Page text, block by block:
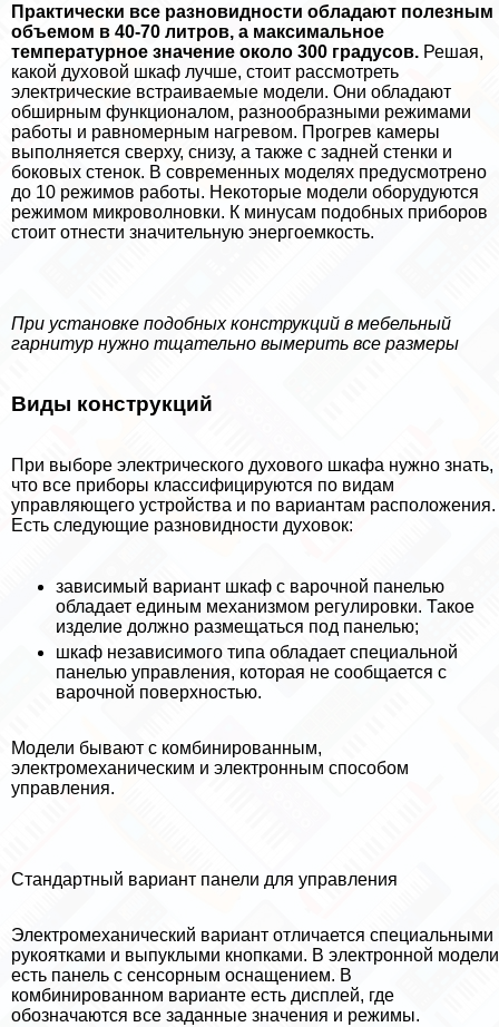
Пpaктически все разновидности обладают полезным
объемом в 40-70 литров, а максимальное
температурное значение около 300 градусов. Решая,
какой духовой шкаф лучше, стоит рассмотреть
электрические встраиваемые модели. Они обладают
обширным функционалом, разнообразными режимами
работы и равномерным нагревом. Прогрев камеры
выполняется сверху, снизу, а также с задней стенки и
боковых стенок. В современных моделях предусмотрено
до 10 режимов работы. Некоторые модели оборудуются
режимом микроволновки. К минусам подобных приборов
стоит отнести значительную энергоемкость.
При установке подобных конструкций в мебельный
гарнитур нужно тщательно вымерить все размеры
Виды конструкций
При выборе электрического духового шкафа нужно знать,
что все приборы классифицируются по видам
управляющего устройства и по вариантам расположения.
Есть следующие разновидности духовок:
зависимый вариант шкаф с варочной панелью
обладает единым механизмом регулировки. Такое
изделие должно размещаться под панелью;
шкаф независимого типа обладает специальной
панелью управления, которая не сообщается с
варочной поверхностью.
Модели бывают с комбинированным,
электромеханическим и электронным способом
управления.
Стандартный вариант панели для управления
Электромеханический вариант отличается специальными
рукоятками и выпуклыми кнопками. В электронной модели
есть панель с сенсорным оснащением. В
комбинированном варианте есть дисплей, где
обозначаются все заданные значения и режимы.